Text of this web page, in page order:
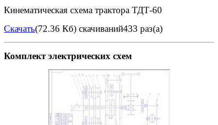
Кинематическая схема трактора ТДТ-60
Скачать(72.36 Кб) скачиваний433 раз(а)
Комплект электрических схем